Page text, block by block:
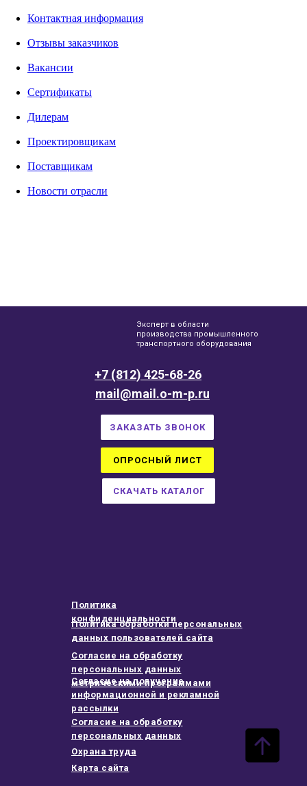
Контактная информация
Отзывы заказчиков
Вакансии
Сертификаты
Дилерам
Проектировщикам
Поставщикам
Новости отрасли
Эксперт в области
производства промышленного
транспортного оборудования
СКАЧАТЬ КАТАЛОГ
+7 (812) 425-68-26
ЗАКАЗАТЬ ЗВОНОК
mail@mail.o-m-p.ru
Политика
конфиденциальности
Политика обработки персональных
данных пользователей сайта
Согласие на обработку
персональных данных
метрическими программами
Согласие на получение
информационной и рекламной
рассылки
Охрана труда
Карта сайта
Согласие на обработку
персональных данных
ОПРОСНЫЙ ЛИСТ